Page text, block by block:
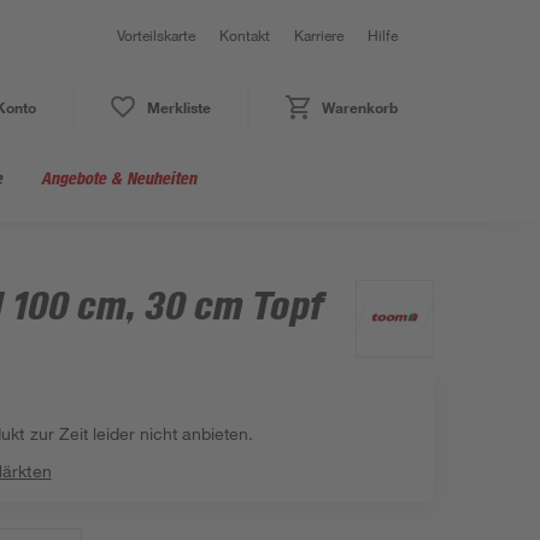
Vorteilskarte Kontakt Karriere Hilfe
Merkliste Warenkorb
Angebote & Neuheiten
cm, 30 cm Topf
zur Zeit leider nicht anbieten.